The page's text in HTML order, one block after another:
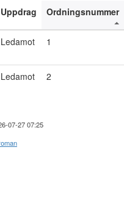
Uppdrag Ordningsnummer
Ledamot 1
Ledamot 2
07-27 07:25